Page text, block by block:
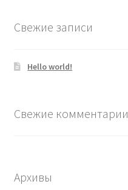
Свежие записи
Hello world!
Свежие комментарии
Архивы